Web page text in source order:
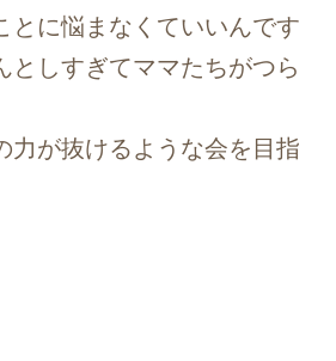
とに悩まなくていいんです
としすぎてママたちがつら
力が抜けるような会を目指